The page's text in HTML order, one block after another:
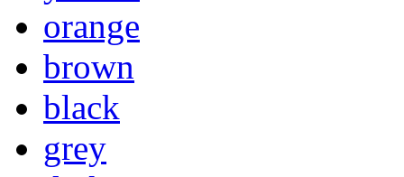
orange
brown
black
grey